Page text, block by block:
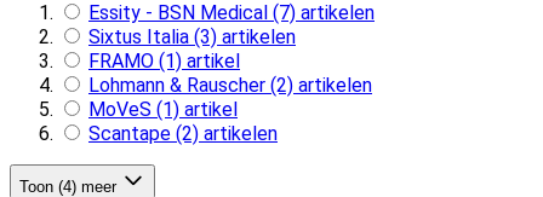
Essity - BSN Medical (7) artikelen
Sixtus Italia (3) artikelen
FRAMO (1) artikel
Lohmann & Rauscher (2) artikelen
MoVeS (1) artikel
Scantape (2) artikelen
Toon (4) meer